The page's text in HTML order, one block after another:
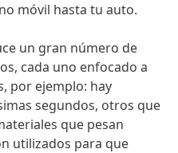
móvil hasta tu auto.
un gran número de
cada uno enfocado a
por ejemplo: hay
segundos, otros que
que pesan
utilizados para que